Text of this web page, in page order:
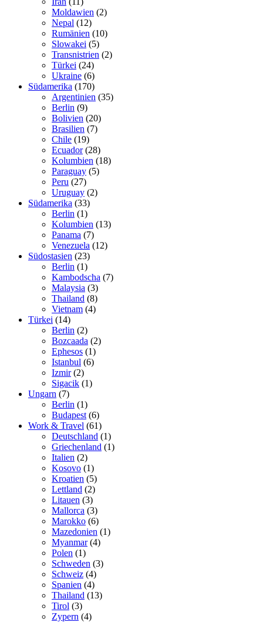
Moldawien (2)
Nepal (12)
Rumänien (10)
Slowakei (5)
Transnistrien (2)
Türkei (24)
Ukraine (6)
Südamerika (170)
Argentinien (35)
Berlin (9)
Bolivien (20)
Brasilien (7)
Chile (19)
Ecuador(28)
Kolumbien (18)
Paraguay (5)
Peru (27)
Uruguay (2)
Südamerika (33)
Berlin (1)
Kolumbien (13)
Panama (7)
Venezuela (12)
Südostasien (23)
Berlin (1)
Kambodscha (7)
Malaysia (3)
Thailand (8)
Vietnam (4)
Türkei (14)
Berlin (2)
Bozcaada (2)
Ephesos (1)
Istanbul (6)
Izmir(2)
Sigacik (1)
Ungarn (7)
Berlin (1)
Budapest (6)
Work & Travel (61)
Deutschland (1)
Griechenland (1)
Italien (2)
Kosovo (1)
Kroatien (5)
Lettland (2)
Litauen (3)
Mallorca (3)
Marokko (6)
Mazedonien (1)
Myanmar(4)
Polen (1)
Schweden (3)
Schweiz (4)
Spanien (4)
Thailand (13)
Tirol (3)
Zypern (4)